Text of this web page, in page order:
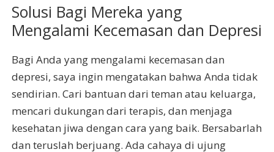
Solusi Bagi Mereka yang
Mengalami Kecemasan dan Depresi
Bagi Anda yang mengalami kecemasan dan
depresi, saya ingin mengatakan bahwa Anda tidak
sendirian. Cari bantuan dari teman atau keluarga,
mencari dukungan dari terapis, dan menjaga
kesehatan jiwa dengan cara yang baik. Bersabarlah
dan teruslah berjuang. Ada cahaya di ujung